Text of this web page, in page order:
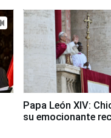
Papa León XIV:
su emocionante